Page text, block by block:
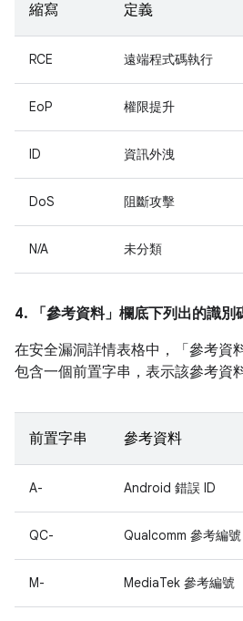
縮寫 定義
RCE 遠端程式碼執行
EoP 權限提升
ID 資訊外洩
DoS 阻斷攻擊
N/A 未分類
4. 「參考資料」 欄底下列出的識別
在安全漏洞詳情表格中，「參考資料
包含一個前置字串，表示該參考資
前置字串 參考資料
A- Android 錯誤 ID
QC- Qualcomm 參考編號
M- MediaTek 參考編號